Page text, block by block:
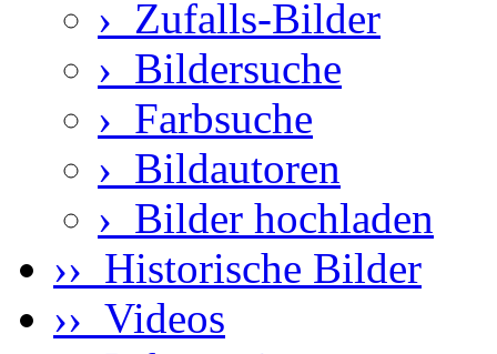
› Zufalls-Bilder
› Bildersuche
› Farbsuche
› Bildautoren
› Bilder hochladen
›› Historische Bilder
›› Videos